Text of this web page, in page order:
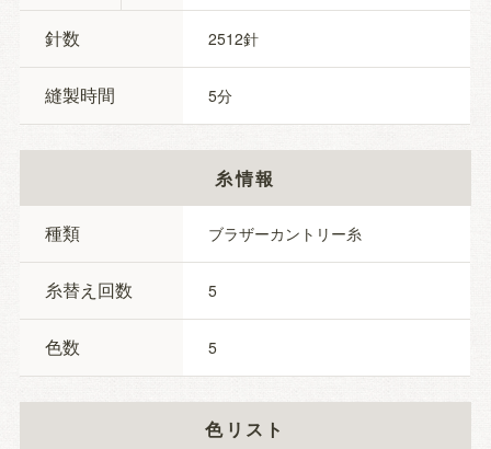
針数 2512
縫製時間 5
糸情報
種類 ブラザーカントリー糸
糸替え回数 5
色数 5
色リスト